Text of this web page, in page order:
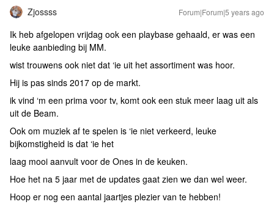
Zjossss Forum|Forum|5 years ago
Ik heb afgelopen vrijdag ook een playbase gehaald, er was een
leuke aanbieding bij MM.
wist trouwens ook niet dat ‘ie uit het assortiment was hoor.
Hij is pas sinds 2017 op de markt.
ik vind ‘m een prima voor tv, komt ook een stuk meer laag uit als
uit de Beam.
Ook om muziek af te spelen is ‘ie niet verkeerd, leuke
bijkomstigheid is dat ‘ie het
laag mooi aanvult voor de Ones in de keuken.
Hoe het na 5 jaar met de updates gaat zien we dan wel weer.
Hoop er nog een aantal jaartjes plezier van te hebben!